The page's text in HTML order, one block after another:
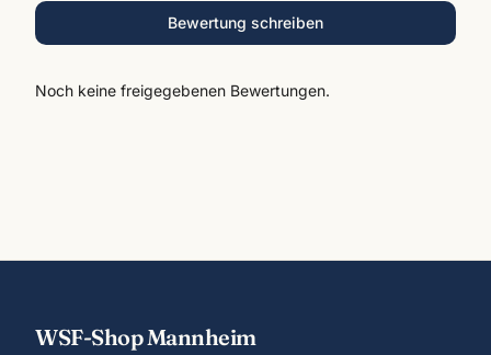
Bewertung schreiben
Noch keine freigegebenen Bewertungen.
WSF-Shop Mannheim